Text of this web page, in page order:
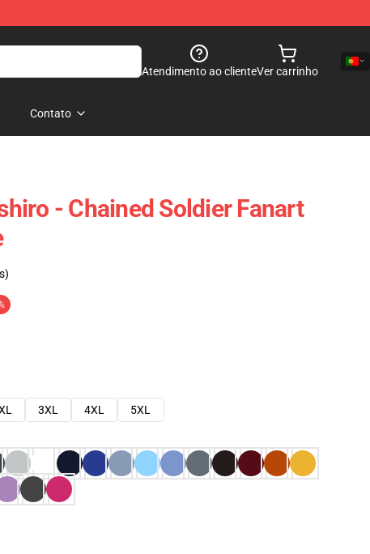
Atendimento ao clienteVer carrinho
Contato
- Chained Soldier Fanart
3XL 4XL
5XL